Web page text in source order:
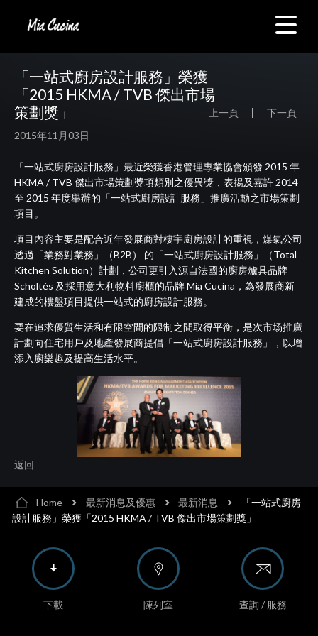
上一頁 下一頁
「一站式廚房設計服務」榮獲
「2015 HKMA / TVB 傑出市場
策劃獎」
2015年11月03日
「一站式廚房設計服務」最近榮獲香港管理專業協會頒發 2015 年
HKMA / TVB 傑出市場策劃獎項類別之優異獎，表揚及嘉許 2014
至 2015 年度舉辦的「一站式廚房設計服務」推廣活動之市場策劃
項目。
項目內容主要是配合近年發展商對樓宇廚房設計的重視，煤氣公司
透過「業務對業務」（B2B） 的「一站式廚房設計服務」（Total
Kitchen Solution）計劃，公司更引入源自法國的廚房爐具品牌
Scholtès 及採用意大利物料廚櫃的品牌 Mia Cucina，為發展商新
建成的樓盤項目提供一站式的廚房設計服務。
要在追求優質生活和有限空間的限制之間取得平衡，是次市场推廣
計劃向住宅用戶及地產發展商提倡「一站式廚房設計服務」，以增
添入廚樂趣及提高生活水平。
返回
Home 最新消息及優惠 最新消息
「一站式廚房
設計服務」榮獲「2015 HKMA / TVB 傑出市場策劃獎」
下載 陳列室 查詢 / 服務